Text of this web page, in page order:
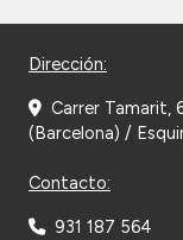
Dirección:
Carrer Tamarit,
(Barcelona) /
Contacto:
931 187 564